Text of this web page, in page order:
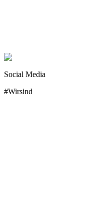
Social Media
#Wirsind